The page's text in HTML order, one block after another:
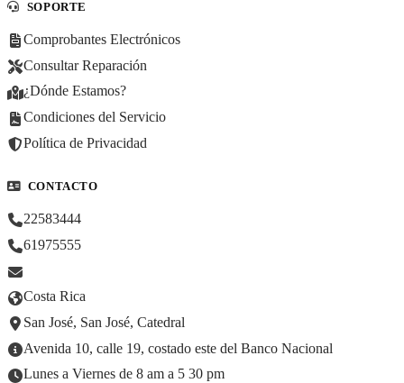
SOPORTE
Comprobantes Electrónicos
Consultar Reparación
¿Dónde Estamos?
Condiciones del Servicio
Política de Privacidad
CONTACTO
22583444
61975555
Costa Rica
San José, San José, Catedral
Avenida 10, calle 19, costado este del Banco Nacional
Lunes a Viernes de 8 am a 5 30 pm